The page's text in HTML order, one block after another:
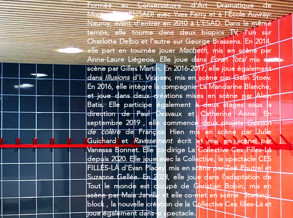
Formée au Conservatoire d’Art Dramatique de
Montpellier (ENSAD) avec Yves Ferry et à l’École Auvray-
Nauroy, avant d'entrer en 2010 à L'ESAD. Dans le même
temps, elle tourne dans deux biopics TV, l’un sur
Charlotte Delbo et l’autre sur George Brassens. En 2014,
elle part en tournée jouerMacbeth, mis en scène par
Anne-Laure Liégeois. Elle joue dans Ecran Totalmis en
scène par Gilles Martin. En 2016-2017, elle joue également
dans Illusionsd’I. Viripaev, mis en scène par Galin Stoev.
En 2016, elle intègre la compagnie La Mandarine Blanche,
et joue dans deux créations mises en scène par Alain
Batis. Elle participe également à deux stages sous la
direction de Paul Desvaux et Catherine Anne. En
septembre 2019 , elle commence deux projetsGestion
de colèrede François Hien mis en scène par Julie
Guichard etRavissementécrit et mis en scène par
Vanessa Bonnet.Elle co-dirige La Collective Ces Filles-Là
depuis 2020. Elle joue avec la Collective, le spectacle CES
FILLES-LÀ d'Evan Placey, mis en scène par Zoé Poutrel et
Suzanne Gellée. En 2023, elle joue dans l'adaptation de
Tout le monde est occupé de Christian Bobin, mis en
scène par Maia Jarville et elle co-met en scène Starting-
block , la nouvelle création de la Collective Ces filles-Là et
joue également dans le spectacle.